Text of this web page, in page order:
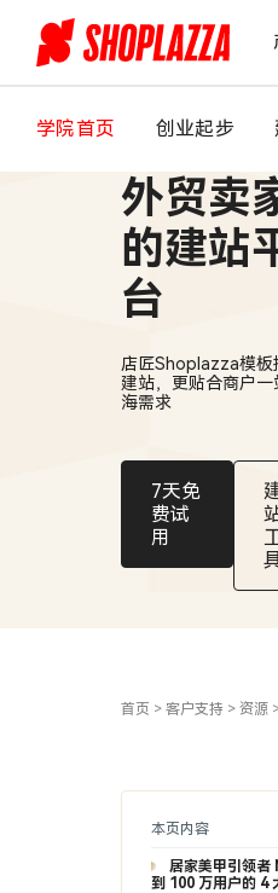
如
学院首页 创业起步
适合中
外贸卖
的建站
台
店匠Shoplazza模板
建站，更贴合商户一
海需求
7天免
费试
用
首页 > 客户支持 > 资源
本页内容
居家美甲引领
到 100 万用户的 4